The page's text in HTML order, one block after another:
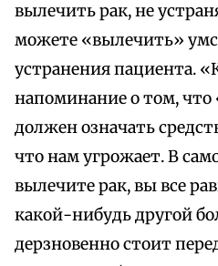
вылечить рак, не
можете «вылечить»
устранения пациента.
напоминание о том, что
должен означать
что нам угрожает. В
вылечите рак, вы все
какой-нибудь другой
дерзновенно стоит